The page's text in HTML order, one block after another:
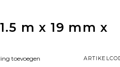
m x 19 mm x
toevoegen